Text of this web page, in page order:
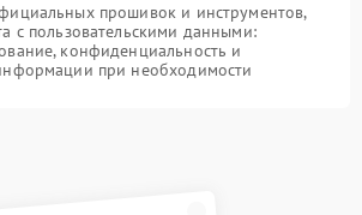
прошивок и инструментов,
с пользовательскими данными:
конфиденциальность и
при необходимости